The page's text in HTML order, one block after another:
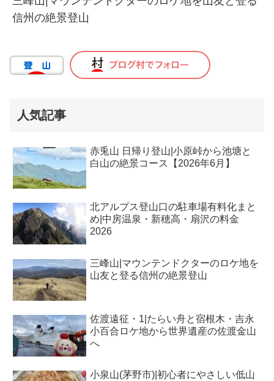
信州の絶景登山
人気記事
赤兎山 日帰り登山|小原峠から池塘と
白山の絶景コース【2026年6月】
北アルプス登山口の駐車場有料化まと
め|中房温泉・新穂高・扇沢の料金
2026
三峰山|マウンテンドクターのロケ地を
山友と登る信州の絶景登山
佐渡遠征・1|たらい舟と宿根木・吉永
小百合ロケ地から世界遺産の佐渡金山
へ
小泉山(茅野市)|初心者にやさしい低山